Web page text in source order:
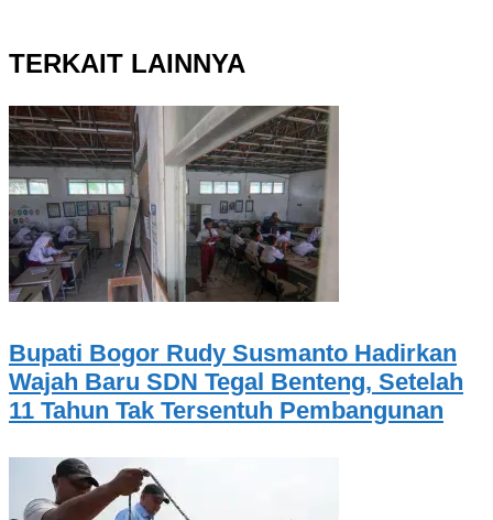
TERKAIT LAINNYA
Bupati Bogor Rudy Susmanto Hadirkan
Wajah Baru SDN Tegal Benteng, Setelah
11 Tahun Tak Tersentuh Pembangunan